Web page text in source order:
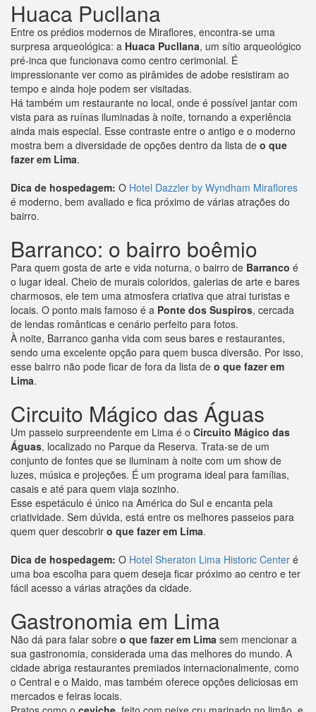
Huaca Pucllana
Entre os prédios modernos de Miraflores, encontra-se uma
surpresa arqueológica: a Huaca Pucllana, um sítio arqueológico
pré-inca que funcionava como centro cerimonial. É
impressionante ver como as pirâmides de adobe resistiram ao
tempo e ainda hoje podem ser visitadas.
Há também um restaurante no local, onde é possível jantar com
vista para as ruínas iluminadas à noite, tornando a experiência
ainda mais especial. Esse contraste entre o antigo e o moderno
mostra bem a diversidade de opções dentro da lista de o que
fazer em Lima.
Dica de hospedagem: O Hotel Dazzler by Wyndham Miraflores
é moderno, bem avaliado e fica próximo de várias atrações do
bairro.
Barranco: o bairro boêmio
Para quem gosta de arte e vida noturna, o bairro de Barranco é
o lugar ideal. Cheio de murais coloridos, galerias de arte e bares
charmosos, ele tem uma atmosfera criativa que atrai turistas e
locais. O ponto mais famoso é a Ponte dos Suspiros, cercada
de lendas românticas e cenário perfeito para fotos.
À noite, Barranco ganha vida com seus bares e restaurantes,
sendo uma excelente opção para quem busca diversão. Por isso,
esse bairro não pode ficar de fora da lista de o que fazer em
Lima.
Circuito Mágico das Águas
Um passeio surpreendente em Lima é o Circuito Mágico das
Águas, localizado no Parque da Reserva. Trata-se de um
conjunto de fontes que se iluminam à noite com um show de
luzes, música e projeções. É um programa ideal para famílias,
casais e até para quem viaja sozinho.
Esse espetáculo é único na América do Sul e encanta pela
criatividade. Sem dúvida, está entre os melhores passeios para
quem quer descobrir o que fazer em Lima.
Dica de hospedagem: O Hotel Sheraton Lima Historic Center é
uma boa escolha para quem deseja ficar próximo ao centro e ter
fácil acesso a várias atrações da cidade.
Gastronomia em Lima
Não dá para falar sobre o que fazer em Lima sem mencionar a
sua gastronomia, considerada uma das melhores do mundo. A
cidade abriga restaurantes premiados internacionalmente, como
o Central e o Maido, mas também oferece opções deliciosas em
mercados e feiras locais.